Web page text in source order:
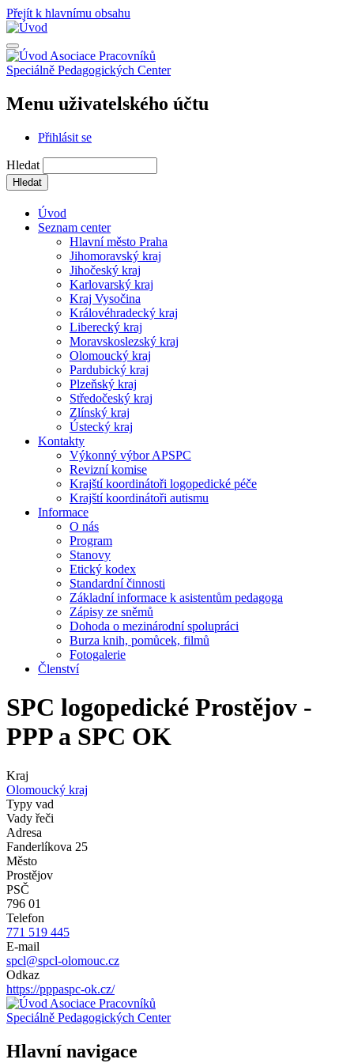
Přejít k hlavnímu obsahu
Asociace Pracovníků
Speciálně Pedagogických Center
Menu uživatelského účtu
Přihlásit se
Hledat
Úvod
Seznam center
Hlavní město Praha
Jihomoravský kraj
Jihočeský kraj
Karlovarský kraj
Kraj Vysočina
Královéhradecký kraj
Liberecký kraj
Moravskoslezský kraj
Olomoucký kraj
Pardubický kraj
Plzeňský kraj
Středočeský kraj
Zlínský kraj
Ústecký kraj
Kontakty
Výkonný výbor APSPC
Revizní komise
Krajští koordinátoři logopedické péče
Krajští koordinátoři autismu
Informace
O nás
Program
Stanovy
Etický kodex
Standardní činnosti
Základní informace k asistentům pedagoga
Zápisy ze sněmů
Dohoda o mezinárodní spolupráci
Burza knih, pomůcek, filmů
Fotogalerie
Členství
SPC logopedické Prostějov -
PPP a SPC OK
Kraj
Olomoucký kraj
Typy vad
Vady řeči
Adresa
Fanderlíkova 25
Město
Prostějov
PSČ
796 01
Telefon
771 519 445
E-mail
spcl@spcl-olomouc.cz
Odkaz
https://pppaspc-ok.cz/
Asociace Pracovníků
Speciálně Pedagogických Center
Hlavní navigace